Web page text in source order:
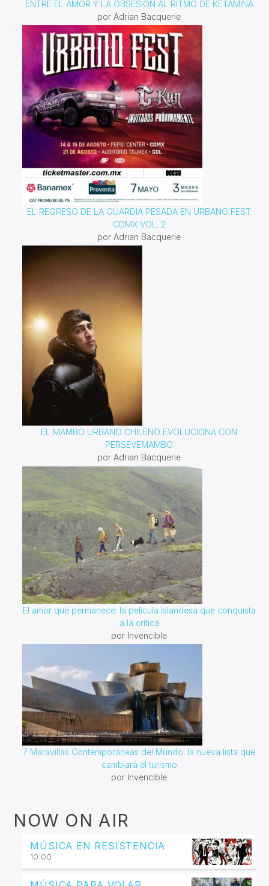
ENTRE EL AMOR Y LA OBSESIÓN AL RITMO DE KETAMINA
por Adrian Bacquerie
EL REGRESO DE LA GUARDIA PESADA EN URBANO FEST
CDMX VOL. 2
por Adrian Bacquerie
EL MAMBO URBANO CHILENO EVOLUCIONA CON
PERSEVEMAMBO
por Adrian Bacquerie
El amor que permanece: la película islandesa que conquista
a la crítica
por Invencible
7 Maravillas Contemporáneas del Mundo: la nueva lista que
cambiará el turismo
por Invencible
NOW ON AIR
MÚSICA EN RESISTENCIA
10:00